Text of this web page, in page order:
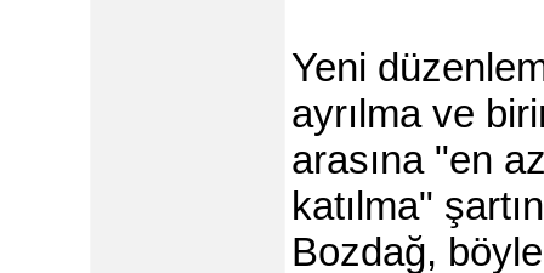
Yeni
ayrılma ve
arasına "en
katılma"
Bozdağ,